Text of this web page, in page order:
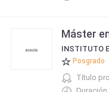
Máster
Posgrado
Título